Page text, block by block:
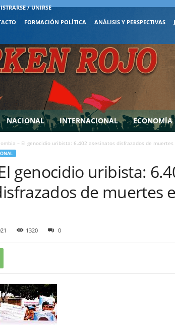
/ UNIRSE
FORMACIÓN POLÍTICA ANÁLISIS Y PERSPECTIVAS
NACIONAL INTERNACIONAL ECONOMÍA
– El genocidio uribista: 6.402 asesinatos disfrazados de muertes
genocidio uribista:
de muertes
1320 0